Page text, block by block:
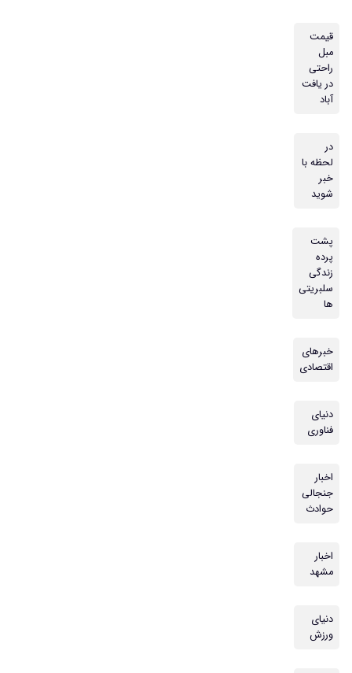
قیمت
مبل
راحتی
در یافت
آباد
در
لحظه با
خبر
شوید
پشت
پرده
زندگی
سلبریتی
ها
خبرهای
اقتصادی
دنیای
فناوری
اخبار
جنجالی
حوادث
اخبار
مشهد
دنیای
ورزش